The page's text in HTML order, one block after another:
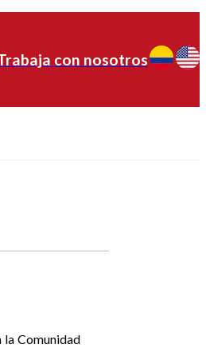
con nosotros
la Comunidad